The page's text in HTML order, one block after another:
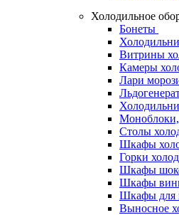
Холодильное
Бонеты
Витрины
Камеры
Лари
Столы
Шкафы
Горки
Шкафы
Шкафы
Шкафы для
Выносное